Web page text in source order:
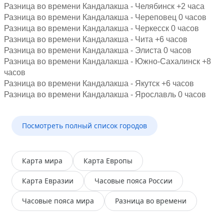
Разница во времени Кандалакша - Челябинск +2 часа
Разница во времени Кандалакша - Череповец 0 часов
Разница во времени Кандалакша - Черкесск 0 часов
Разница во времени Кандалакша - Чита +6 часов
Разница во времени Кандалакша - Элиста 0 часов
Разница во времени Кандалакша - Южно-Сахалинск +8
часов
Разница во времени Кандалакша - Якутск +6 часов
Разница во времени Кандалакша - Ярославль 0 часов
Посмотреть полный список городов
Карта мира Карта Европы
Карта Евразии Часовые пояса России
Часовые пояса мира Разница во времени